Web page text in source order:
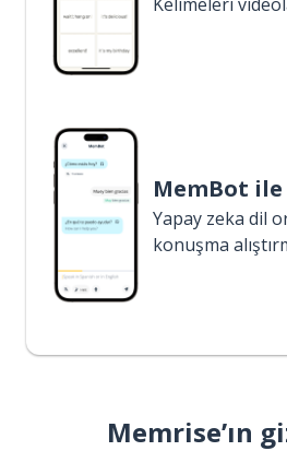
MemBot
Yapay zeka dil
konuşma
Memrise’ın